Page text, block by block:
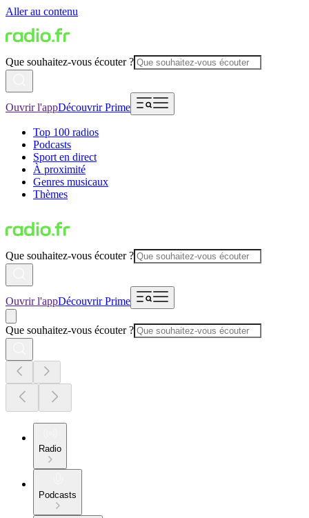
Aller au contenu
Que souhaitez-vous écouter ?
Ouvrir l'appDécouvrir Prime
Top 100 radios
Podcasts
Sport en direct
À proximité
Genres musicaux
Thèmes
Que souhaitez-vous écouter ?
Ouvrir l'appDécouvrir Prime
Que souhaitez-vous écouter ?
Radio
Podcasts